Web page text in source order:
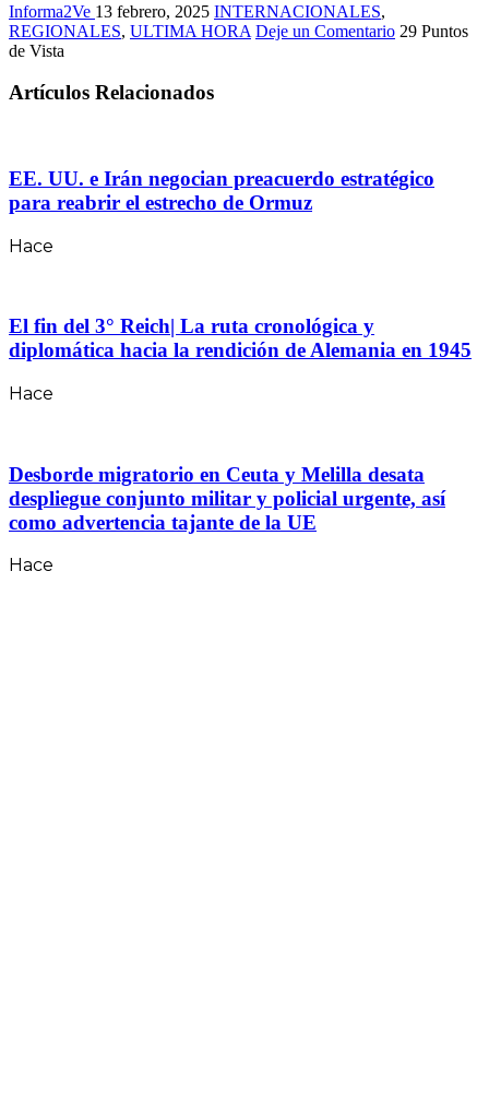
Informa2Ve 13 febrero, 2025 INTERNACIONALES,
REGIONALES, ULTIMA HORA Deje un Comentario 29 Puntos
de Vista
Artículos Relacionados
EE. UU. e Irán negocian preacuerdo estratégico
para reabrir el estrecho de Ormuz
Hace
El fin del 3° Reich| La ruta cronológica y
diplomática hacia la rendición de Alemania en 1945
Hace
Desborde migratorio en Ceuta y Melilla desata
despliegue conjunto militar y policial urgente, así
como advertencia tajante de la UE
Hace